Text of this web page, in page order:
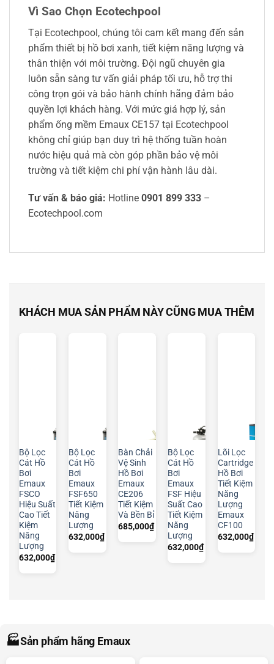
Vì Sao Chọn Ecotechpool
Tại Ecotechpool, chúng tôi cam kết mang đến sản
phẩm thiết bị hồ bơi xanh, tiết kiệm năng lượng và
thân thiện với môi trường. Đội ngũ chuyên gia
luôn sẵn sàng tư vấn giải pháp tối ưu, hỗ trợ thi
công trọn gói và bảo hành chính hãng đảm bảo
quyền lợi khách hàng. Với mức giá hợp lý, sản
phẩm ống mềm Emaux CE157 tại Ecotechpool
không chỉ giúp bạn duy trì hệ thống tuần hoàn
nước hiệu quả mà còn góp phần bảo vệ môi
trường và tiết kiệm chi phí vận hành lâu dài.
Tư vấn & báo giá: Hotline 0901 899 333 –
Ecotechpool.com
KHÁCH MUA SẢN PHẨM NÀY CŨNG MUA THÊM
Bộ Lọc
Cát Hồ
Bơi
Emaux
FSCO
Hiệu Suất
Cao Tiết
Kiệm
Năng
Lượng
632,000₫
Bộ Lọc
Cát Hồ
Bơi
Emaux
FSF650
Tiết Kiệm
Năng
Lượng
632,000₫
Bàn Chải
Vệ Sinh
Hồ Bơi
Emaux
CE206
Tiết Kiệm
Và Bền Bỉ
685,000₫
Bộ Lọc
Cát Hồ
Bơi
Emaux
FSF Hiệu
Suất Cao
Tiết Kiệm
Năng
Lượng
632,000₫
Lõi Lọc
Cartridge
Hồ Bơi
Tiết Kiệm
Năng
Lượng
Emaux
CF100
632,000₫
🏭Sản phẩm hãng Emaux